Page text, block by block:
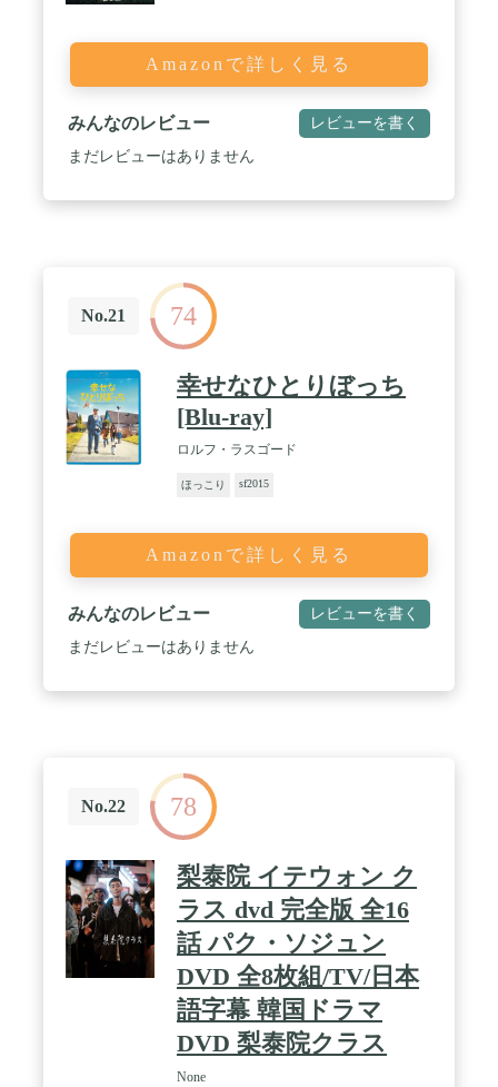
Amazonで詳しく見る
みんなのレビュー レビューを書く
まだレビューはありません
No.21 74
幸せなひとりぼっち
[Blu-ray]
ロルフ・ラスゴード
ほっこり sf2015
Amazonで詳しく見る
みんなのレビュー レビューを書く
まだレビューはありません
No.22 78
梨泰院 イテウォン ク
ラス dvd 完全版 全16
話 パク・ソジュン
DVD 全8枚組/TV/日本
語字幕 韓国ドラマ
DVD 梨泰院クラス
None